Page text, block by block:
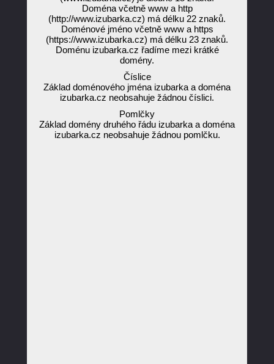
Doména včetně www a http
(http://www.izubarka.cz) má délku 22 znaků.
Doménové jméno včetně www a https
(https://www.izubarka.cz) má délku 23 znaků.
Doménu izubarka.cz řadíme mezi krátké
domény.
Číslice
Základ doménového jména izubarka a doména
izubarka.cz neobsahuje žádnou číslici.
Pomlčky
Základ domény druhého řádu izubarka a doména
izubarka.cz neobsahuje žádnou pomlčku.